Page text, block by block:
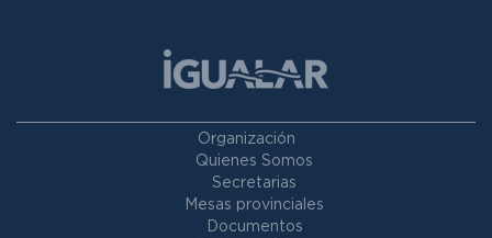
Organización
Quienes Somos
Secretarias
Mesas provinciales
Documentos